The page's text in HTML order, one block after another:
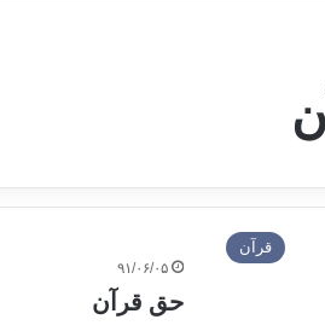
قرآن
۹۱/۰۶/۰۵
حق قرآن